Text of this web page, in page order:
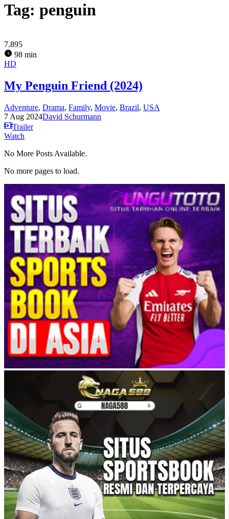
Tag: penguin
7.895
98 min
HD
My Penguin Friend (2024)
Adventure, Drama, Family, Movie, Brazil, USA
7 Aug 2024David Schurmann
Trailer
Watch
No More Posts Available.
No more pages to load.